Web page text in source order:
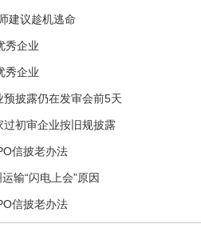
建议趁机逃命
秀企业
秀企业
披露仍在发审会前5天
过初审企业按旧规披露
信披老办法
输“闪电上会”原因
信披老办法